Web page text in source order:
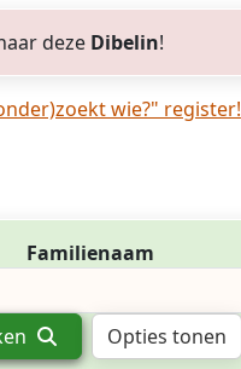
deze Dibelin!
wie?" register!
Familienaam
Opties tonen